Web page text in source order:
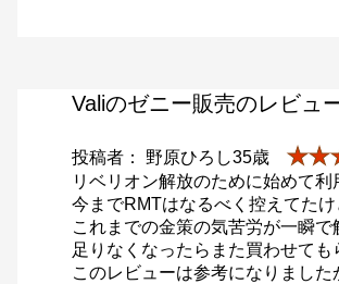
Valiのゼニー販売のレビュ
投稿者： 野原ひろし35歳
リベリオン解放のために始めて利
今までRMTはなるべく控えてた
これまでの金策の気苦労が一瞬で
足りなくなったらまた買わせても
このレビューは参考になりました